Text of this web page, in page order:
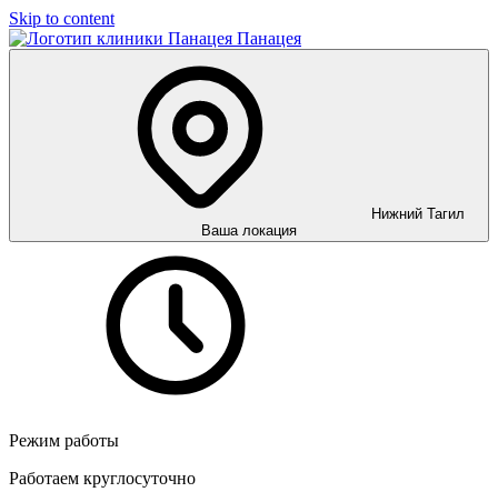
Skip to content
Панацея
Нижний Тагил
Ваша локация
Режим работы
Работаем круглосуточно